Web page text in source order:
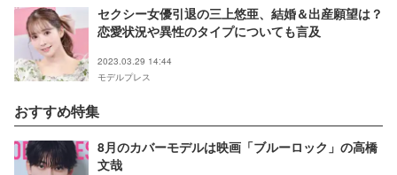
セクシー女優引退の三上悠亜、結婚＆出産願望は？
恋愛状況や異性のタイプについても言及
2023.03.29 14:44
モデルプレス
おすすめ特集
8月のカバーモデルは映画「ブルーロック」の高橋
文哉